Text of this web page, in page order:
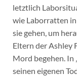
letztlich
wie Laborratten
sie gehen, um
Eltern der Ashley
Mord begehen. In „
seinen eigenen